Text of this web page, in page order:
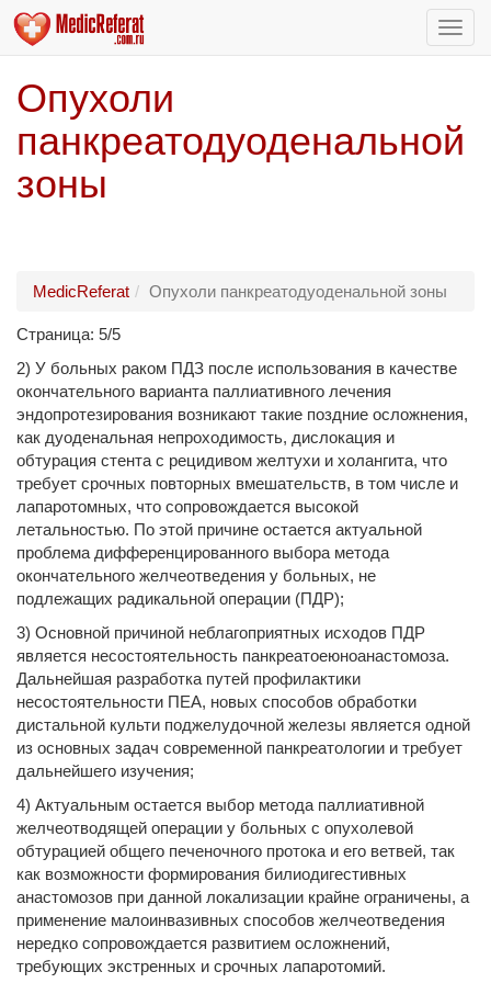
Опухоли
панкреатодуоденальной
зоны
MedicReferat Опухоли панкреатодуоденальной зоны
Страница: 5/5
2) У больных раком ПДЗ после использования в качестве
окончательного варианта паллиативного лечения
эндопротезирования возникают такие поздние осложнения,
как дуоденальная непроходимость, дислокация и
обтурация стента с рецидивом желтухи и холангита, что
требует срочных повторных вмешательств, в том числе и
лапаротомных, что сопровождается высокой
летальностью. По этой причине остается актуальной
проблема дифференцированного выбора метода
окончательного желчеотведения у больных, не
подлежащих радикальной операции (ПДР);
3) Основной причиной неблагоприятных исходов ПДР
является несостоятельность панкреатоеюноанастомоза.
Дальнейшая разработка путей профилактики
несостоятельности ПЕА, новых способов обработки
дистальной культи поджелудочной железы является одной
из основных задач современной панкреатологии и требует
дальнейшего изучения;
4) Актуальным остается выбор метода паллиативной
желчеотводящей операции у больных с опухолевой
обтурацией общего печеночного протока и его ветвей, так
как возможности формирования билиодигестивных
анастомозов при данной локализации крайне ограничены, а
применение малоинвазивных способов желчеотведения
нередко сопровождается развитием осложнений,
требующих экстренных и срочных лапаротомий.